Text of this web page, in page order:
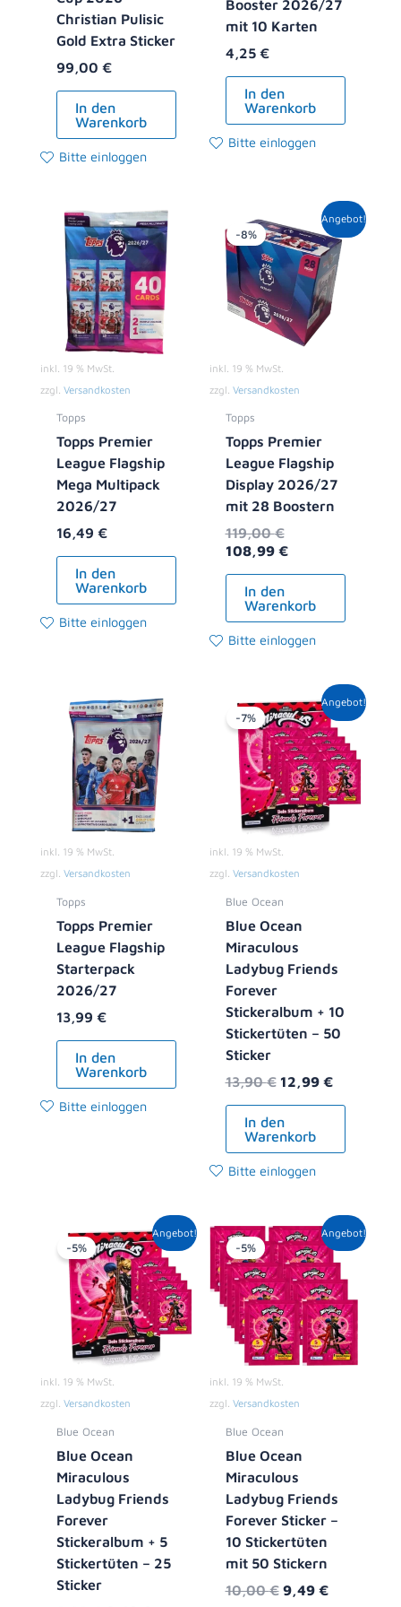
Christian Pulisic
Gold Extra Sticker
99,00 €
In den
Warenkorb
Bitte einloggen
Booster 2026/27
mit 10 Karten
4,25 €
In den
Warenkorb
Bitte einloggen
inkl. 19 % MwSt.
zzgl. Versandkosten
Topps
Topps Premier
League Flagship
Mega Multipack
2026/27
16,49 €
In den
Warenkorb
Bitte einloggen
Angebot!
-8%
inkl. 19 % MwSt.
zzgl. Versandkosten
Topps
Topps Premier
League Flagship
Display 2026/27
mit 28 Boostern
119,00€
Ursprünglicher
Preis
war:
119,00 €
108,99 €
Aktueller
Preis
ist:
108,99 €.
In den
Warenkorb
Bitte einloggen
inkl. 19 % MwSt.
zzgl. Versandkosten
Topps
Topps Premier
League Flagship
Starterpack
2026/27
13,99 €
In den
Warenkorb
Bitte einloggen
Angebot!
-7%
inkl. 19 % MwSt.
zzgl. Versandkosten
Blue Ocean
Blue Ocean
Miraculous
Ladybug Friends
Forever
Stickeralbum + 10
Stickertüten – 50
Sticker
13,90€
Ursprünglicher
Preis
war:
13,90 €
12,99 €
Aktueller
Preis
ist:
12,99 €.
In den
Warenkorb
Bitte einloggen
Angebot!
-5%
inkl. 19 % MwSt.
zzgl. Versandkosten
Blue Ocean
Blue Ocean
Miraculous
Ladybug Friends
Forever
Stickeralbum + 5
Stickertüten – 25
Sticker
Ursprünglicher
Preis
war:
8,90 €
Aktueller
Preis
ist:
8,49 €.
Angebot!
-5%
inkl. 19 % MwSt.
zzgl. Versandkosten
Blue Ocean
Blue Ocean
Miraculous
Ladybug Friends
Forever Sticker –
10 Stickertüten
mit 50 Stickern
10,00€
Ursprünglicher
Preis
war:
10,00 €
9,49 €
Aktueller
Preis
ist:
9,49 €.